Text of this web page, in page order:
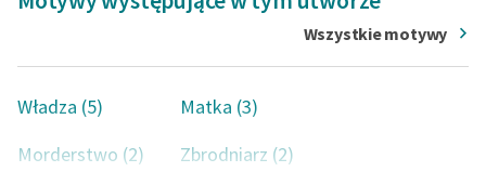
Wszystkie motywy
Władza (5)
Matka (3)
Morderstwo (2)
Zbrodniarz (2)